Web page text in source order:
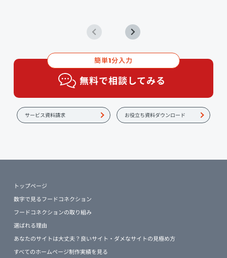
簡単1分入力
無料で相談してみる
サービス資料請求 お役立ち資料ダウンロード
トップページ
数字で見るフードコネクション
フードコネクションの取り組み
選ばれる理由
あなたのサイトは大丈夫？良いサイト・ダメなサイトの見極め方
すべてのホームページ制作実績を見る